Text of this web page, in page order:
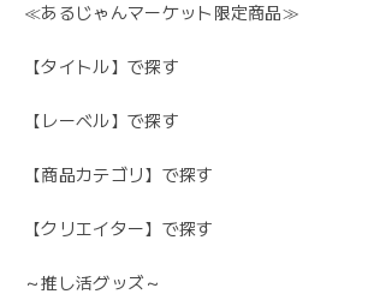
≪あるじゃんマーケット限定商品≫
【タイトル】で探す
【レーベル】で探す
【商品カテゴリ】で探す
【クリエイター】で探す
～推し活グッズ～